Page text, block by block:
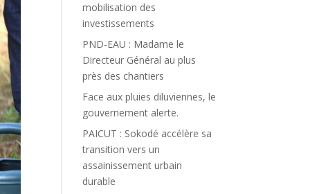
mobilisation des
investissements
PND-EAU : Madame le
Directeur Général au plus
près des chantiers
Face aux pluies diluviennes, le
gouvernement alerte.
PAICUT : Sokodé accélère sa
transition vers un
assainissement urbain
durable